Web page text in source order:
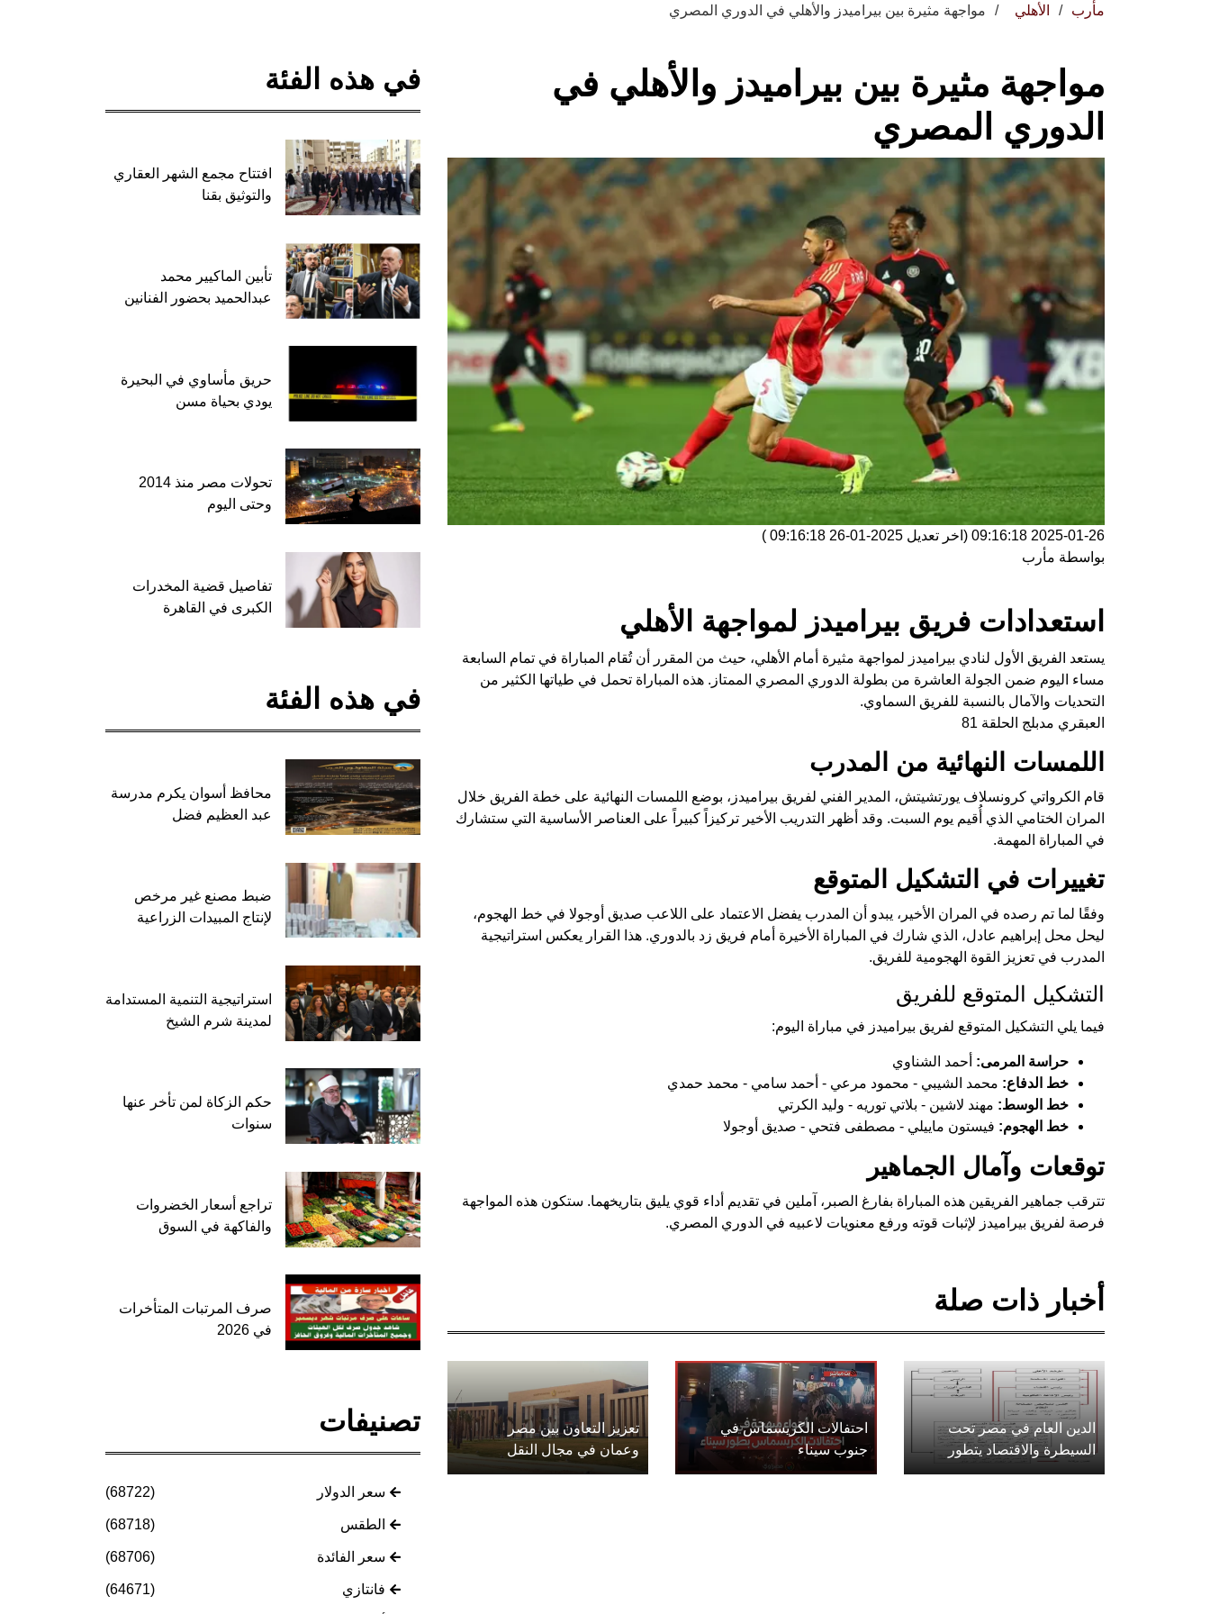
مأرب الأهلي مواجهة مثيرة بين بيراميدز والأهلي في الدوري المصري
مواجهة مثيرة بين بيراميدز والأهلي في
الدوري المصري
2025-01-26 09:16:18 (اخر تعديل 2025-01-26 09:16:18
)
بواسطة مأرب
استعدادات فريق بيراميدز لمواجهة الأهلي
يستعد الفريق الأول لنادي بيراميدز لمواجهة مثيرة أمام الأهلي، حيث من المقرر أن تُقام المباراة في تمام السابعة
مساء اليوم ضمن الجولة العاشرة من بطولة الدوري المصري الممتاز. هذه المباراة تحمل في طياتها الكثير من
التحديات والآمال بالنسبة للفريق السماوي.
العبقري مدبلج الحلقة 81
اللمسات النهائية من المدرب
قام الكرواتي كرونسلاف يورتشيتش، المدير الفني لفريق بيراميدز، بوضع اللمسات النهائية على خطة الفريق خلال
المران الختامي الذي أُقيم يوم السبت. وقد أظهر التدريب الأخير تركيزاً كبيراً على العناصر الأساسية التي ستشارك
في المباراة المهمة.
تغييرات في التشكيل المتوقع
وفقًا لما تم رصده في المران الأخير، يبدو أن المدرب يفضل الاعتماد على اللاعب صديق أوجولا في خط الهجوم،
ليحل محل إبراهيم عادل، الذي شارك في المباراة الأخيرة أمام فريق زد بالدوري. هذا القرار يعكس استراتيجية
المدرب في تعزيز القوة الهجومية للفريق.
التشكيل المتوقع للفريق
فيما يلي التشكيل المتوقع لفريق بيراميدز في مباراة اليوم:
حراسة المرمى: أحمد الشناوي
خط الدفاع: محمد الشيبي - محمود مرعي - أحمد سامي - محمد حمدي
خط الوسط: مهند لاشين - بلاتي توريه - وليد الكرتي
خط الهجوم: فيستون ماييلي - مصطفى فتحي - صديق أوجولا
توقعات وآمال الجماهير
تترقب جماهير الفريقين هذه المباراة بفارغ الصبر، آملين في تقديم أداء قوي يليق بتاريخهما. ستكون هذه المواجهة
فرصة لفريق بيراميدز لإثبات قوته ورفع معنويات لاعبيه في الدوري المصري.
أخبار ذات صلة
الدين العام في مصر تحت
السيطرة والاقتصاد يتطور
احتفالات الكريسماس في
جنوب سيناء
تعزيز التعاون بين مصر
وعمان في مجال النقل
في هذه الفئة
افتتاح مجمع الشهر العقاري
والتوثيق بقنا
تأبين الماكيير محمد
عبدالحميد بحضور الفنانين
حريق مأساوي في البحيرة
يودي بحياة مسن
تحولات مصر منذ 2014
وحتى اليوم
تفاصيل قضية المخدرات
الكبرى في القاهرة
في هذه الفئة
محافظ أسوان يكرم مدرسة
عبد العظيم فضل
ضبط مصنع غير مرخص
لإنتاج المبيدات الزراعية
استراتيجية التنمية المستدامة
لمدينة شرم الشيخ
حكم الزكاة لمن تأخر عنها
سنوات
تراجع أسعار الخضروات
والفاكهة في السوق
صرف المرتبات المتأخرات
في 2026
تصنيفات
سعر الدولار (68722)
الطقس (68718)
سعر الفائدة (68706)
فانتازي (64671)